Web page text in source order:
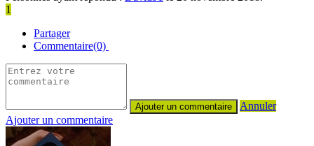
1
Partager
Commentaire(0)
Annuler
Ajouter un commentaire